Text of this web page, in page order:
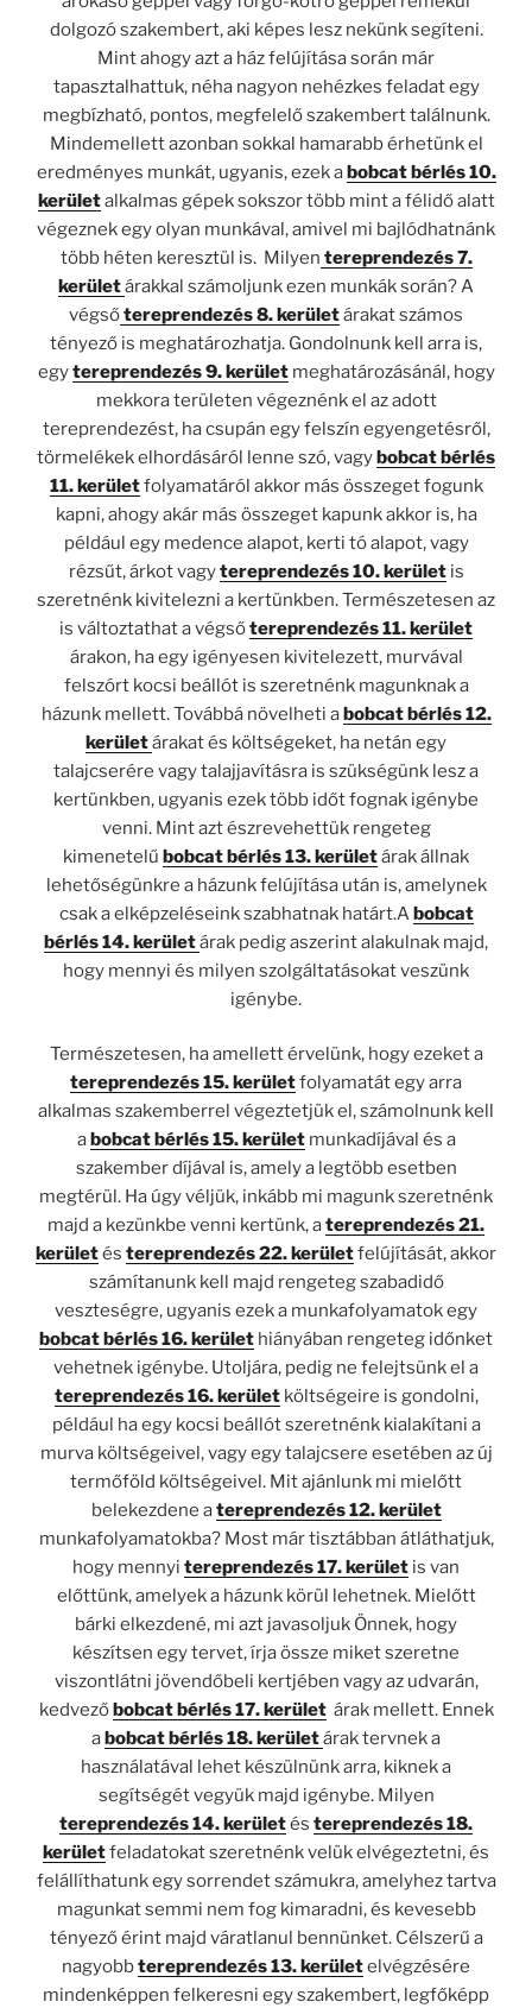
dolgozó szakembert, aki képes lesz nekünk segíteni.
Mint ahogy azt a ház felújítása során már
tapasztalhattuk, néha nagyon nehézkes feladat egy
megbízható, pontos, megfelelő szakembert találnunk.
Mindemellett azonban sokkal hamarabb érhetünk el
eredményes munkát, ugyanis, ezek abobcat bérlés 10.
kerületalkalmas gépek sokszor több mint a félidő alatt
végeznek egy olyan munkával, amivel mi bajlódhatnánk
több héten keresztül is. Milyen tereprendezés 7.
kerületárakkal számoljunk ezen munkák során? A
végsőtereprendezés 8. kerületárakat számos
tényező is meghatározhatja. Gondolnunk kell arra is,
egytereprendezés 9. kerületmeghatározásánál, hogy
mekkora területen végeznénk el az adott
tereprendezést, ha csupán egy felszín egyengetésről,
törmelékek elhordásáról lenne szó, vagybobcat bérlés
11. kerületfolyamatáról akkor más összeget fogunk
kapni, ahogy akár más összeget kapunk akkor is, ha
például egy medence alapot, kerti tó alapot, vagy
rézsűt, árkot vagytereprendezés 10. kerületis
szeretnénk kivitelezni a kertünkben. Természetesen az
is változtathat a végsőtereprendezés 11. kerület
árakon, ha egy igényesen kivitelezett, murvával
felszórt kocsi beállót is szeretnénk magunknak a
házunk mellett. Továbbá növelheti abobcat bérlés 12.
kerületárakat és költségeket, ha netán egy
talajcserére vagy talajjavításra is szükségünk lesz a
kertünkben, ugyanis ezek több időt fognak igénybe
venni. Mint azt észrevehettük rengeteg
kimenetelű bobcat bérlés 13. kerületárak állnak
lehetőségünkre a házunk felújítása után is, amelynek
csak a elképzeléseink szabhatnak határt.Abobcat
bérlés 14. kerületárak pedig aszerint alakulnak majd,
hogy mennyi és milyen szolgáltatásokat veszünk
igénybe.
Természetesen, ha amellett érvelünk, hogy ezeket a
tereprendezés 15. kerületfolyamatát egy arra
alkalmas szakemberrel végeztetjük el, számolnunk kell
abobcat bérlés 15. kerületmunkadíjával és a
szakember díjával is, amely a legtöbb esetben
megtérül. Ha úgy véljük, inkább mi magunk szeretnénk
majd a kezünkbe venni kertünk, atereprendezés 21.
kerületés tereprendezés 22. kerületfelújítását, akkor
számítanunk kell majd rengeteg szabadidő
veszteségre, ugyanis ezek a munkafolyamatok egy
bobcat bérlés 16. kerület hiányában rengeteg időnket
vehetnek igénybe. Utoljára, pedig ne felejtsünk el a
tereprendezés 16. kerületköltségeire is gondolni,
például ha egy kocsi beállót szeretnénk kialakítani a
murva költségeivel, vagy egy talajcsere esetében az új
termőföld költségeivel. Mit ajánlunk mi mielőtt
belekezdene atereprendezés 12. kerület
munkafolyamatokba? Most már tisztábban átláthatjuk,
hogy mennyi tereprendezés 17. kerület is van
előttünk, amelyek a házunk körül lehetnek. Mielőtt
bárki elkezdené, mi azt javasoljuk Önnek, hogy
készítsen egy tervet, írja össze miket szeretne
viszontlátni jövendőbeli kertjében vagy az udvarán,
kedvezőbobcat bérlés 17. kerületárak mellett. Ennek
abobcat bérlés 18. kerületárak tervnek a
használatával lehet készülnünk arra, kiknek a
segítségét vegyük majd igénybe. Milyen
tereprendezés 14. kerületés tereprendezés 18.
kerületfeladatokat szeretnénk velük elvégeztetni, és
felállíthatunk egy sorrendet számukra, amelyhez tartva
magunkat semmi nem fog kimaradni, és kevesebb
tényező érint majd váratlanul bennünket. Célszerű a
nagyobbtereprendezés 13. kerületelvégzésére
mindenképpen felkeresni egy szakembert, legfőképp